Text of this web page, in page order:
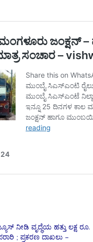
ನೀಡಿ ವೃದ್ಧೆಯ ಹತ್ತು ಲಕ್ಷ ರೂ.
; ಪ್ರಕರಣ ದಾಖಲು –